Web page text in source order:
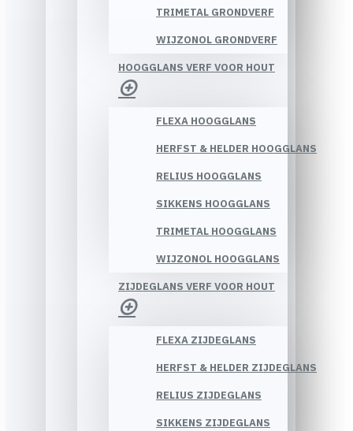
TRIMETAL GRONDVERF
WIJZONOL GRONDVERF
HOOGGLANS VERF VOOR HOUT
FLEXA HOOGGLANS
HERFST & HELDER HOOGGLANS
RELIUS HOOGGLANS
SIKKENS HOOGGLANS
TRIMETAL HOOGGLANS
WIJZONOL HOOGGLANS
ZIJDEGLANS VERF VOOR HOUT
FLEXA ZIJDEGLANS
HERFST & HELDER ZIJDEGLANS
RELIUS ZIJDEGLANS
SIKKENS ZIJDEGLANS